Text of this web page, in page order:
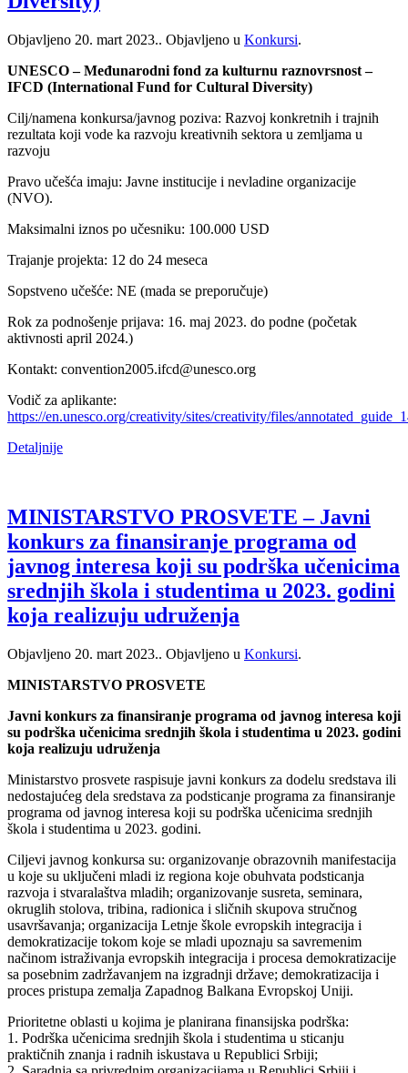
Objavljeno 20. mart 2023.. Objavljeno u Konkursi.
UNESCO – Međunarodni fond za kulturnu raznovrsnost –
IFCD (International Fund for Cultural Diversity)
Cilj/namena konkursa/javnog poziva: Razvoj konkretnih i trajnih
rezultata koji vode ka razvoju kreativnih sektora u zemljama u
razvoju
Pravo učešća imaju: Javne institucije i nevladine organizacije
(NVO).
Maksimalni iznos po učesniku: 100.000 USD
Trajanje projekta: 12 do 24 meseca
Sopstveno učešće: NE (mada se preporučuje)
Rok za podnošenje prijava: 16. maj 2023. do podne (početak
aktivnosti april 2024.)
Kontakt: convention2005.ifcd@unesco.org
Vodič za aplikante:
https://en.unesco.org/creativity/sites/creativity/files/
Detaljnije
MINISTARSTVO PROSVETE – Javni
konkurs za finansiranje programa od
javnog interesa koji su podrška učenicima
srednjih škola i studentima u 2023. godini
koja realizuju udruženja
Objavljeno 20. mart 2023.. Objavljeno u Konkursi.
MINISTARSTVO PROSVETE
Javni konkurs za finansiranje programa od javnog interesa koji
su podrška učenicima srednjih škola i studentima u 2023. godini
koja realizuju udruženja
Ministarstvo prosvete raspisuje javni konkurs za dodelu sredstava ili
nedostajućeg dela sredstava za podsticanje programa za finansiranje
programa od javnog interesa koji su podrška učenicima srednjih
škola i studentima u 2023. godini.
Ciljevi javnog konkursa su: organizovanje obrazovnih manifestacija
u koje su uključeni mladi iz regiona koje obuhvata podsticanja
razvoja i stvaralaštva mladih; organizovanje susreta, seminara,
okruglih stolova, tribina, radionica i sličnih skupova stručnog
usavršavanja; organizacija Letnje škole evropskih integracija i
demokratizacije tokom koje se mladi upoznaju sa savremenim
načinom istraživanja evropskih integracija i procesa demokratizacije
sa posebnim zadržavanjem na izgradnji države; demokratizacija i
proces pristupa zemalja Zapadnog Balkana Evropskoj Uniji.
Prioritetne oblasti u kojima je planirana finansijska podrška:
1. Podrška učenicima srednjih škola i studentima u sticanju
praktičnih znanja i radnih iskustava u Republici Srbiji;